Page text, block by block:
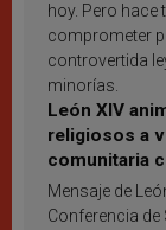
hoy. Pero
comprometer
controvertida
minorías.
León XIV
religiosos a
comunitaria
inspiración y
Mensaje de
Conferencia de